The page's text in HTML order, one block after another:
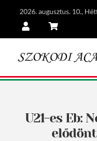
2026. augusztus. 10.,
U21-es Eb: